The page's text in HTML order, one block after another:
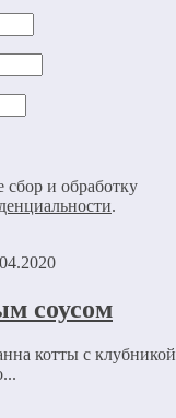
и обработку
.
соусом
котты с клубникой